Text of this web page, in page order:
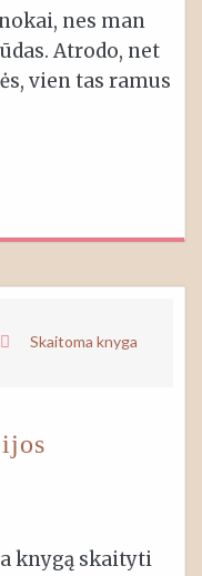
nes man
Atrodo, net
vien tas ramus
Skaitoma knyga
knygą skaityti